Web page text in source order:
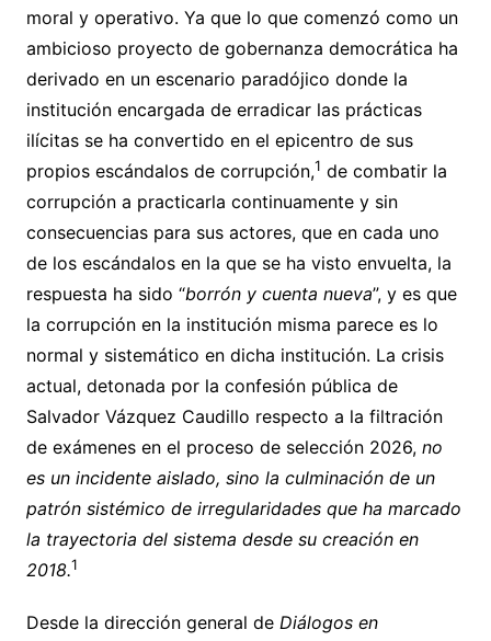
moral y operativo. Ya que lo que comenzó como un
ambicioso proyecto de gobernanza democrática ha
derivado en un escenario paradójico donde la
institución encargada de erradicar las prácticas
ilícitas se ha convertido en el epicentro de sus
propios escándalos de corrupción,1 de combatir la
corrupción a practicarla continuamente y sin
consecuencias para sus actores, que en cada uno
de los escándalos en la que se ha visto envuelta, la
respuesta ha sido “borrón y cuenta nueva”, y es que
la corrupción en la institución misma parece es lo
normal y sistemático en dicha institución. La crisis
actual, detonada por la confesión pública de
Salvador Vázquez Caudillo respecto a la filtración
de exámenes en el proceso de selección 2026, no
es un incidente aislado, sino la culminación de un
patrón sistémico de irregularidades que ha marcado
la trayectoria del sistema desde su creación en
2018.1
Desde la dirección general de Diálogos en